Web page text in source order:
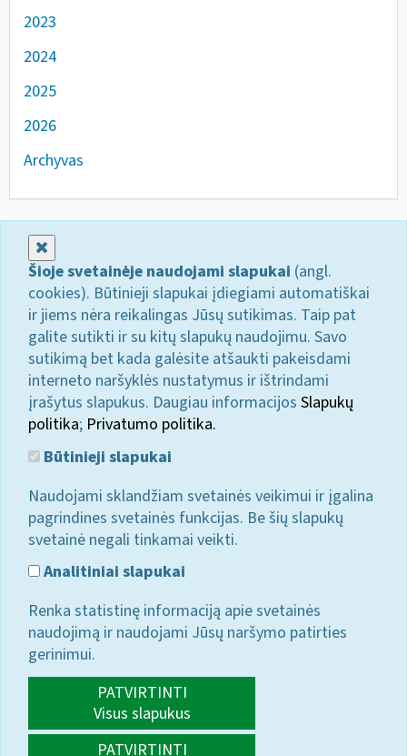
2023
2024
2025
2026
Archyvas
Šioje svetainėje naudojami slapukai (angl.
cookies). Būtinieji slapukai įdiegiami automatiškai
ir jiems nėra reikalingas Jūsų sutikimas. Taip pat
galite sutikti ir su kitų slapukų naudojimu. Savo
sutikimą bet kada galėsite atšaukti pakeisdami
interneto naršyklės nustatymus ir ištrindami
įrašytus slapukus. Daugiau informacijos Slapukų
politika; Privatumo politika.
Būtinieji slapukai
Naudojami sklandžiam svetainės veikimui ir įgalina
pagrindines svetainės funkcijas. Be šių slapukų
svetainė negali tinkamai veikti.
Analitiniai slapukai
Renka statistinę informaciją apie svetainės
naudojimą ir naudojami Jūsų naršymo patirties
gerinimui.
PATVIRTINTI
Visus slapukus
PATVIRTINTI